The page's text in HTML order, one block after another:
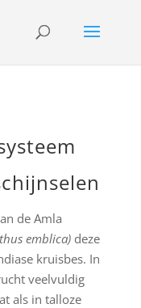
de Amla
emblica)deze
kruisbes. In
veelvuldig
als in talloze